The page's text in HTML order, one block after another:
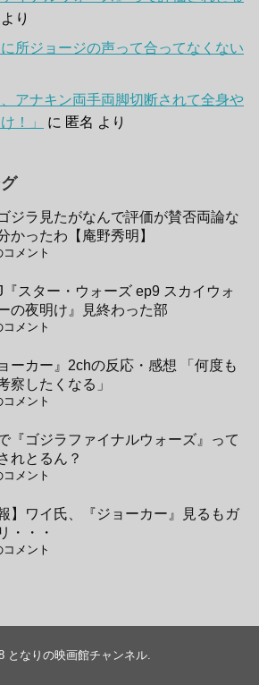
より
所ジョージの声って合ってなくない
アナキン両手両脚切断されて全身や
！」
に 匿名 より
ジラ見たがなんで評価が賛否両論な
かったわ【庵野秀明】
メント
『スター・ウォーズ ep9 スカイウォ
の夜明け』見終わった部
メント
ョーカー』2chの反応・感想 「何度も
察したくなる」
メント
『ゴジラファイナルウォーズ』って
れとるん？
メント
報】ワイ氏、『ジョーカー』見るもガ
・・・
メント
となりの映画館チャンネル.